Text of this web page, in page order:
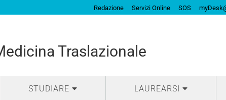
Redazione Servizi Online SOS
Traslazionale
STUDIARE LAUREARSI